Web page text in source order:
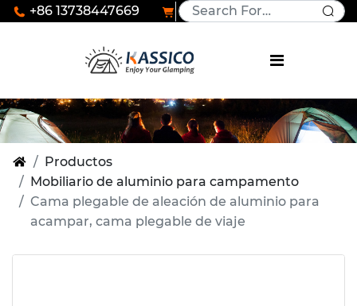
+86 13738447669
Productos
Mobiliario de aluminio para campamento
Cama plegable de aleación de aluminio para
acampar, cama plegable de viaje